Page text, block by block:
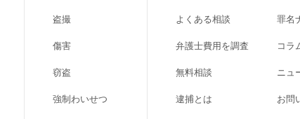
盗撮
傷害
窃盗
強制わいせつ
よくある相談
弁護士費用を調査
無料相談
逮捕とは
罪名
コラ
ニュ
お問